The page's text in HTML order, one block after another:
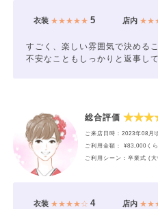
衣装★★★★★ 5 店内
すごく、楽しい雰囲気で決める
不安なこともしっかりと返事し
総合評価
ご来店日時：2023年08月
ご利用金額： ¥83,000く
ご利用シーン：卒業式 (
衣装★★★★☆ 4 店内